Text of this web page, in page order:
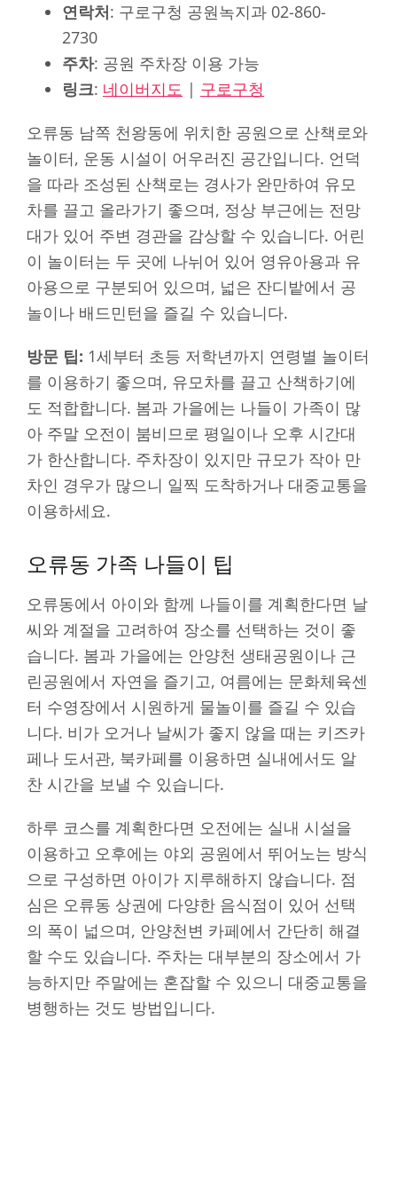
연락처: 구로구청 공원녹지과 02-860-
2730
주차: 공원 주차장 이용 가능
링크: 네이버지도 | 구로구청
오류동 남쪽 천왕동에 위치한 공원으로 산책로와
놀이터, 운동 시설이 어우러진 공간입니다. 언덕
을 따라 조성된 산책로는 경사가 완만하여 유모
차를 끌고 올라가기 좋으며, 정상 부근에는 전망
대가 있어 주변 경관을 감상할 수 있습니다. 어린
이 놀이터는 두 곳에 나뉘어 있어 영유아용과 유
아용으로 구분되어 있으며, 넓은 잔디밭에서 공
놀이나 배드민턴을 즐길 수 있습니다.
방문 팁: 1세부터 초등 저학년까지 연령별 놀이터
를 이용하기 좋으며, 유모차를 끌고 산책하기에
도 적합합니다. 봄과 가을에는 나들이 가족이 많
아 주말 오전이 붐비므로 평일이나 오후 시간대
가 한산합니다. 주차장이 있지만 규모가 작아 만
차인 경우가 많으니 일찍 도착하거나 대중교통을
이용하세요.
오류동 가족 나들이 팁
오류동에서 아이와 함께 나들이를 계획한다면 날
씨와 계절을 고려하여 장소를 선택하는 것이 좋
습니다. 봄과 가을에는 안양천 생태공원이나 근
린공원에서 자연을 즐기고, 여름에는 문화체육센
터 수영장에서 시원하게 물놀이를 즐길 수 있습
니다. 비가 오거나 날씨가 좋지 않을 때는 키즈카
페나 도서관, 북카페를 이용하면 실내에서도 알
찬 시간을 보낼 수 있습니다.
하루 코스를 계획한다면 오전에는 실내 시설을
이용하고 오후에는 야외 공원에서 뛰어노는 방식
으로 구성하면 아이가 지루해하지 않습니다. 점
심은 오류동 상권에 다양한 음식점이 있어 선택
의 폭이 넓으며, 안양천변 카페에서 간단히 해결
할 수도 있습니다. 주차는 대부분의 장소에서 가
능하지만 주말에는 혼잡할 수 있으니 대중교통을
병행하는 것도 방법입니다.